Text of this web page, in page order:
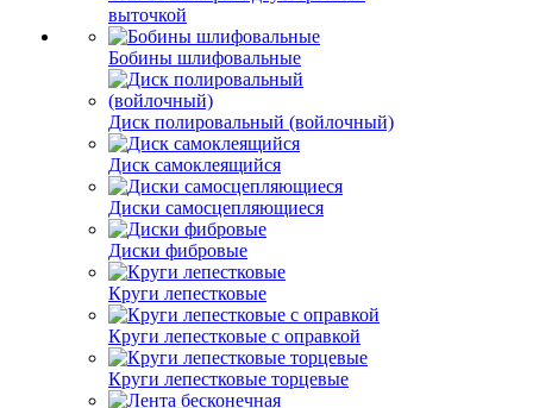
выточкой
Бобины шлифовальные
Диск полировальный (войлочный)
Диск самоклеящийся
Диски самосцепляющиеся
Диски фибровые
Круги лепестковые
Круги лепестковые с оправкой
Круги лепестковые торцевые